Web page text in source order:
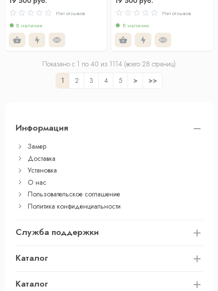
Нет отзывов
В наличии
Нет отзывов
В наличии
Показано с 1 по 40 из 1114 (всего 28 страниц)
1
2 3 4 5 > >>
Информация
Замер
Доставка
Установка
О нас
Пользовательское соглашение
Политика конфиденциальности
Служба поддержки
Каталог
Каталог